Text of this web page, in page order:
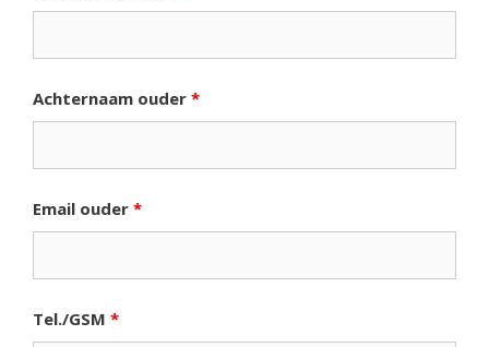
Achternaam ouder *
Email ouder *
Tel./GSM *